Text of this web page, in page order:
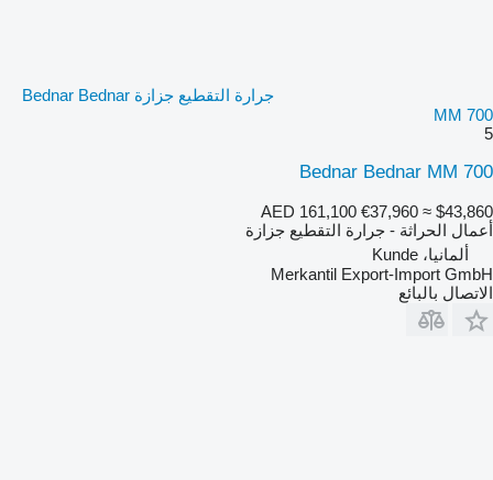
جرارة التقطيع جزازة Bednar Bednar
MM 700
5
Bednar Bednar MM 700
AED 161,100 €37,960 ≈ $43,860
أعمال الحراثة - جرارة التقطيع جزازة
ألمانيا، Kunde
Merkantil Export-Import GmbH
الاتصال بالبائع